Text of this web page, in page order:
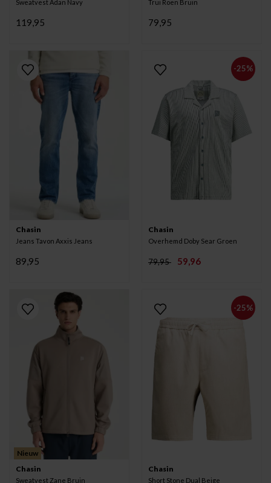
Sweatvest Adan Navy
119,95
Trui Roen Bruin
79,95
Chasin
Jeans Tavon Axxis Jeans
89,95
-25%
Chasin
Overhemd Doby Sear Groen
79,95 59,96
Nieuw
Chasin
Sweatvest Zane Bruin
-25%
Chasin
Short Stone Dual Beige